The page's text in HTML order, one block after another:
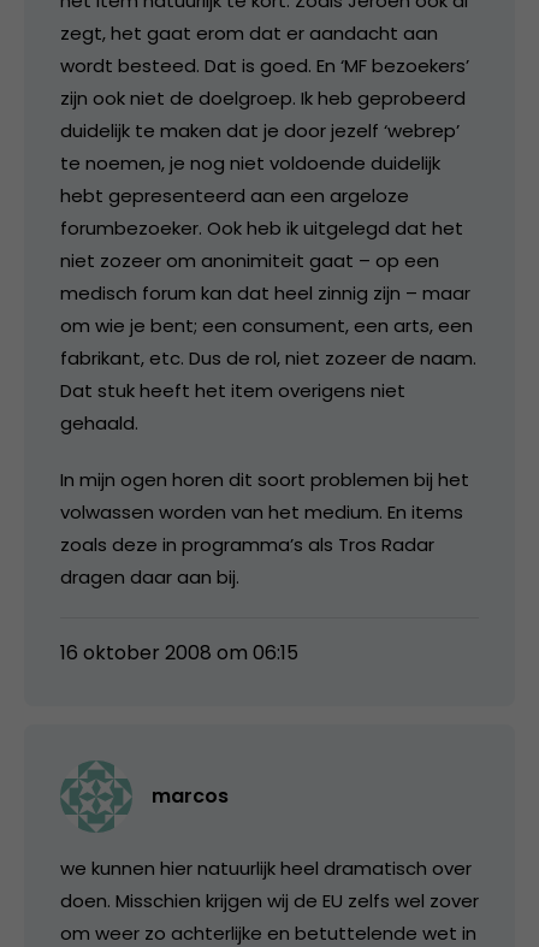
zegt, het gaat erom dat er aandacht aan
wordt besteed. Dat is goed. En ‘MF bezoekers’
zijn ook niet de doelgroep. Ik heb geprobeerd
duidelijk te maken dat je door jezelf ‘webrep’
te noemen, je nog niet voldoende duidelijk
hebt gepresenteerd aan een argeloze
forumbezoeker. Ook heb ik uitgelegd dat het
niet zozeer om anonimiteit gaat – op een
medisch forum kan dat heel zinnig zijn – maar
om wie je bent; een consument, een arts, een
fabrikant, etc. Dus de rol, niet zozeer de naam.
Dat stuk heeft het item overigens niet
gehaald.
In mijn ogen horen dit soort problemen bij het
volwassen worden van het medium. En items
zoals deze in programma’s als Tros Radar
dragen daar aan bij.
16 oktober 2008 om 06:15
marcos
we kunnen hier natuurlijk heel dramatisch over
doen. Misschien krijgen wij de EU zelfs wel zover
om weer zo achterlijke en betuttelende wet in